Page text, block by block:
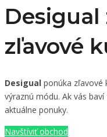
Desigual
zľavové
Desigual ponúka zľavové
výraznú módu. Ak vás
aktuálne ponuky.
Navštíviť obchod